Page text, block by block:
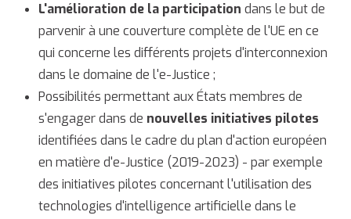
L'amélioration de la participation dans le but de
parvenir à une couverture complète de l'UE en ce
qui concerne les différents projets d'interconnexion
dans le domaine de l'e-Justice ;
Possibilités permettant aux États membres de
s'engager dans de nouvelles initiatives pilotes
identifiées dans le cadre du plan d'action européen
en matière d'e-Justice (2019-2023) - par exemple
des initiatives pilotes concernant l'utilisation des
technologies d'intelligence artificielle dans le